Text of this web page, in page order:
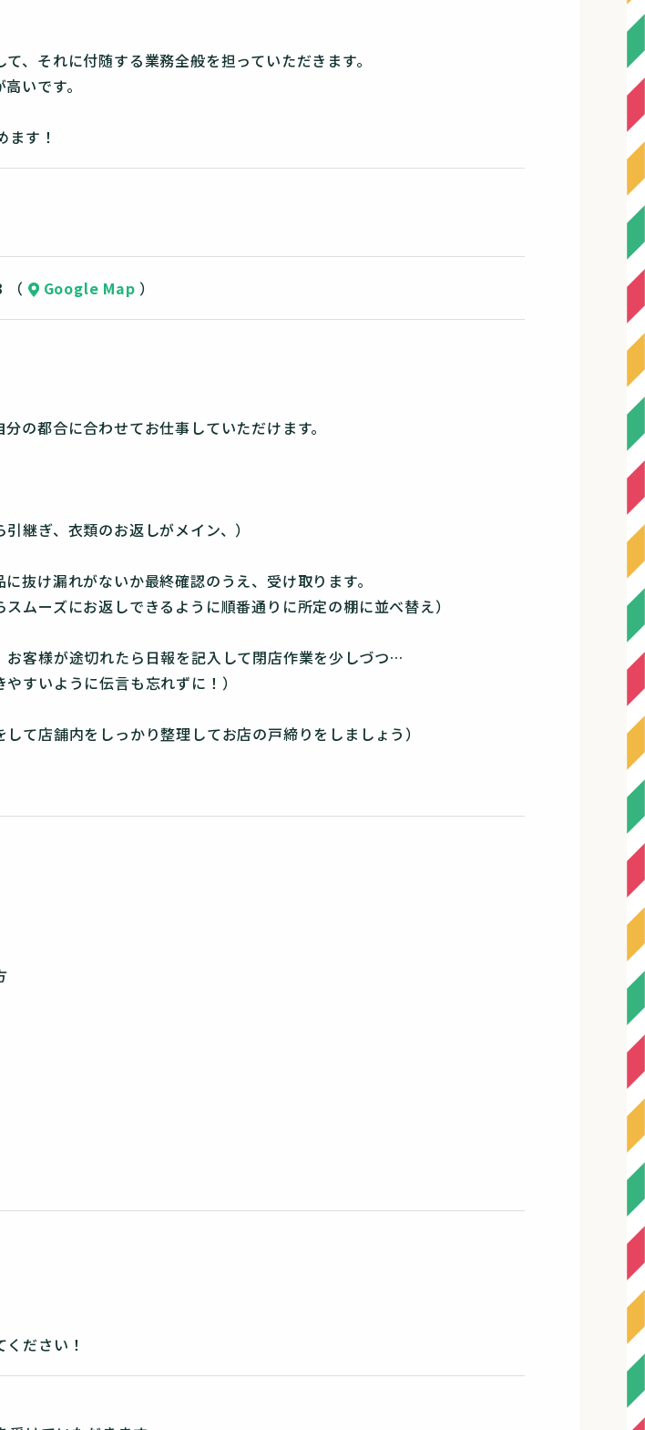
、それに付随する業務全般を担っていただきます。
いです。
す！
（ Google Map ）
の都合に合わせてお仕事していただけます。
、衣類のお返しがメイン、）
漏れがないか最終確認のうえ、受け取ります。
にお返しできるように順番通りに所定の棚に並べ替え）
が途切れたら日報を記入して閉店作業を少しづつ…
ように伝言も忘れずに！）
舗内をしっかり整理してお店の戸締りをしましょう）
ださい！